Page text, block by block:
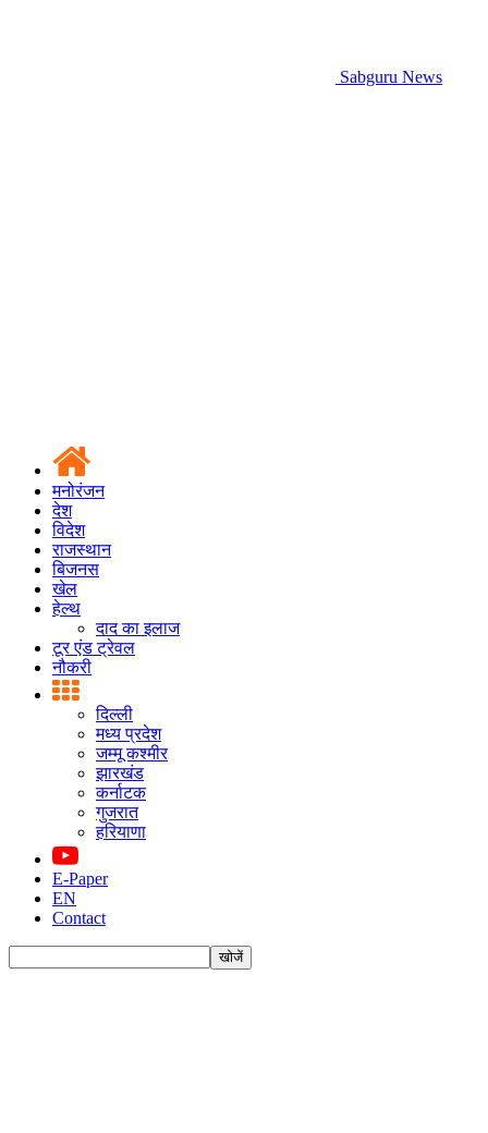
Sabguru News
मनोरंजन
देश
विदेश
राजस्थान
बिजनस
खेल
हेल्थ
दाद का इलाज
टूर एंड ट्रेवल
नौकरी
दिल्ली
मध्य प्रदेश
जम्मू कश्मीर
झारखंड
कर्नाटक
गुजरात
हरियाणा
E-Paper
EN
Contact